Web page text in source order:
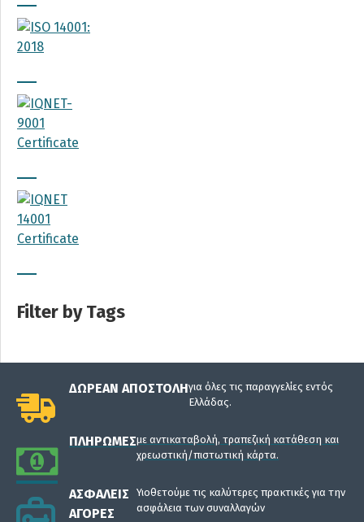
Filter by Tags
ΔΩΡΕΆΝ ΑΠΟΣΤΟΛΉγια όλες τις παραγγελίες εντός
Ελλάδας.
ΠΛΗΡΩΜΈΣμε αντικαταβολή, τραπεζική κατάθεση και
χρεωστική/πιστωτική κάρτα.
ΑΣΦΑΛΕΊΣ
ΑΓΟΡΈΣ
Υιοθετούμε τις καλύτερες πρακτικές για την
ασφάλεια των συναλλαγών